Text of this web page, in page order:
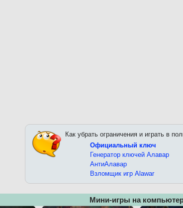
Как убрать ограничения и играть в
Официальный ключ
Генератор ключей Алавар
АнтиАлавар
Взломщик игр Alawar
Мини-игры на